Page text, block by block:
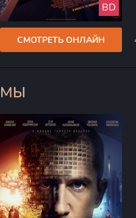
BD
СМОТРЕТЬ ОНЛАЙН
МЫ